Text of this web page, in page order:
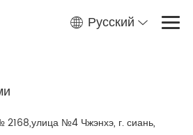
Русский
№4 Чжэнхэ, г. сиань,